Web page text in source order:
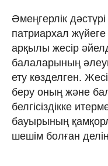
Әмеңгерлік
патриархал
арқылы жесір
балаларының
ету көзделген.
беру оның және
белгісіздікке
бауырының
шешім болған